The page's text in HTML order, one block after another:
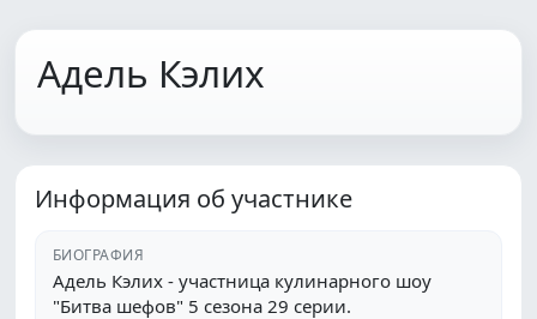
Адель Кэлих
Информация об участнике
БИОГРАФИЯ
Адель Кэлих - участница кулинарного шоу
"Битва шефов" 5 сезона 29 серии.